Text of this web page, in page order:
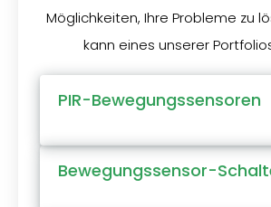
Möglichkeiten, Ihre Probleme zu
kann eines unserer
PIR-Bewegungssensoren
Bewegungssensor-